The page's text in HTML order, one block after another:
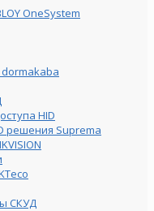
OneSystem
HID
решения Suprema
СКУД